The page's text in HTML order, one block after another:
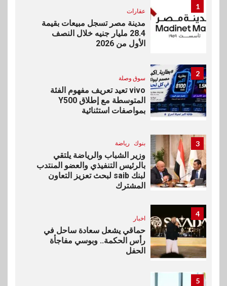
1
عقارات
مدينة مصر تسجل مبيعات بقيمة
28.4 مليار جنيه خلال النصف
الأول من 2026
2
سوق وصلة
vivo تعيد تعريف مفهوم الفئة
المتوسطة مع إطلاق Y500
بمواصفات استثنائية
3 بنوك رياضة
وزير الشباب والرياضة يلتقي
بالرئيس التنفيذي والعضو المنتدب
لبنك saib لبحث تعزيز التعاون
المشترك
4
اخبار
حماقي يشعل سعادة ساحل في
رأس الحكمة.. وبوسي مفاجأة
الحفل
5